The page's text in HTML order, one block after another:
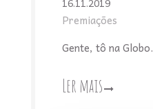
Premiações
Gente, tô na Globo.
Ler mais